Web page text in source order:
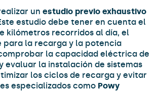
un estudio previo exhaustivo
estudio debe tener en cuenta el
kilómetros recorridos al día, el
la recarga y la potencia
la capacidad eléctrica de
evaluar la instalación de sistemas
los ciclos de recarga y evitar
especializados como Powy